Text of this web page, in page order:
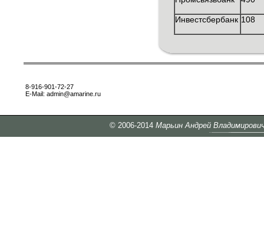
Инвестсбербанк 108
8-916-901-72-27
Е-Mail: admin@amarine.ru
© 2006-2014 Марьин Андрей